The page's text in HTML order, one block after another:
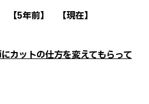
5年前】 【現在】
カットの仕方を変えてもらって